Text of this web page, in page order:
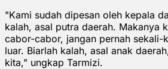
"Kami sudah dipesan oleh kepala
kalah, asal putra daerah. Makanya
cabor-cabor, jangan pernah sekali-
luar. Biarlah kalah, asal anak
kita," ungkap Tarmizi.